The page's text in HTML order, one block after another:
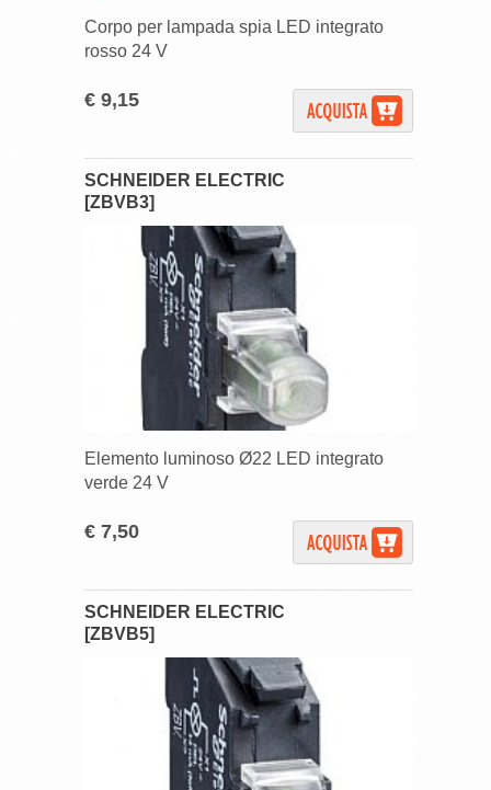
Corpo per lampada spia LED integrato
rosso 24 V
€ 9,15
SCHNEIDER ELECTRIC
[ZBVB3]
Elemento luminoso Ø22 LED integrato
verde 24 V
€ 7,50
SCHNEIDER ELECTRIC
[ZBVB5]